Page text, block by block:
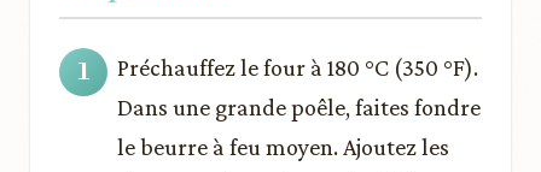
Préchauffez le four à 180 °C (350 °F).
Dans une grande poêle, faites fondre
le beurre à feu moyen. Ajoutez les